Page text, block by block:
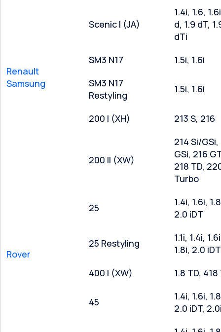
Scenic I (JA)
1.4i, 1.6,
d, 1.9 dT,
dTi
Renault
Samsung
SM3 N17
1.5i, 1.6i
SM3 N17
Restyling
1.5i, 1.6i
Rover
200 I (XH) 213 S, 216
200 II (XW)
214 Si/GSi,
GSi, 216
218 TD,
Turbo
25
1.4i, 1.6i,
2.0 iDT
25 Restyling
1.1i, 1.4i,
1.8i, 2.0 iDT
400 I (XW)
1.8 TD, 418
45
1.4i, 1.6i,
2.0 iDT,